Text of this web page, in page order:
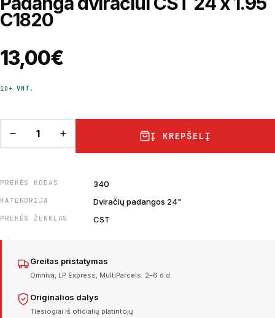
C1820
13,00€
10+ VNT.
Į KREPŠELĮ
PREKĖS KODAS 340
KATEGORIJA Dviračių padangos 24"
PREKĖS ŽENKLAS CST
Greitas pristatymas
Omniva, LP Express, MultiParcels. 2–6 d.d.
Originalios dalys
Tiesiogiai iš oficialių platintojų